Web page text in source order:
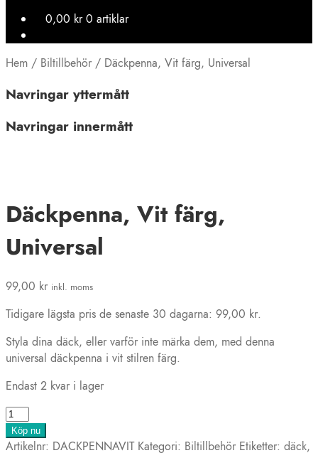
0,00 kr 0 artiklar
Hem / Biltillbehör/ Däckpenna, Vit färg, Universal
Däckpenna, Vit färg,
Universal
99,00 kr inkl. moms
Tidigare lägsta pris de senaste 30 dagarna: 99,00 kr.
Styla dina däck, eller varför inte märka dem, med denna
universal däckpenna i vit stilren färg.
Endast 2 kvar i lager
Däckpenna,
Vit
färg,
Köp nu
Artikelnr: DACKPENNAVIT Kategori: Biltillbehör Etiketter: däck,
Navringar yttermått
Navringar innermått